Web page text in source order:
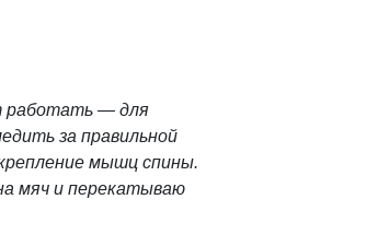
работать — для
за правильной
мышц спины.
мяч и перекатываю